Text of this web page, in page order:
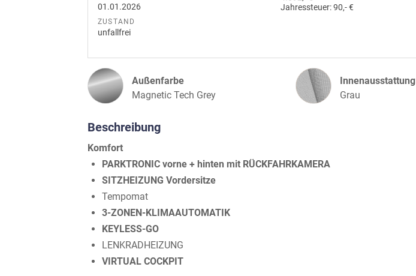
01.01.2026
ZUSTAND
unfallfrei
Jahressteuer:90,- €
Außenfarbe
Magnetic Tech Grey
Innenausstattung
Innenausstattung
Grau
Beschreibung
Komfort
PARKTRONIC vorne + hinten mit RÜCKFAHRKAMERA
SITZHEIZUNG Vordersitze
Tempomat
3-ZONEN-KLIMAAUTOMATIK
KEYLESS-GO
LENKRADHEIZUNG
VIRTUAL COCKPIT